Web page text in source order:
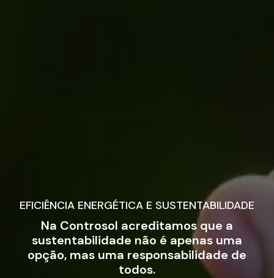
EFICIÊNCIA ENERGÉTICA E SUSTENTABILIDADE
Na Controsol acreditamos que a
sustentabilidade não é apenas uma
opção, mas uma responsabilidade de
todos.